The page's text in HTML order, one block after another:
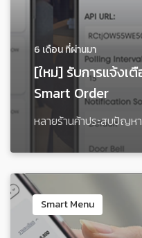
6 เดือน ที่ผ่านมา
[ใหม่] รับการแจ้งเ
Smart Order
หลายร้านค้าประสบปัญห
Smart Menu